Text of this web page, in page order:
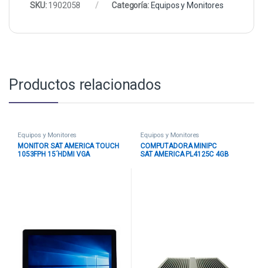
SKU:1902058 Categoría: Equipos y Monitores
Productos relacionados
Equipos y Monitores
MONITOR SAT AMERICA TOUCH
1053FPH 15´HDMI VGA
Equipos y Monitores
COMPUTADORA MINIPC
SAT AMERICA PL4125C 4GB